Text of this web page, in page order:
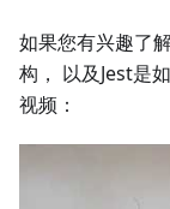
如果您有兴趣了
构， 以及Jest是
视频：